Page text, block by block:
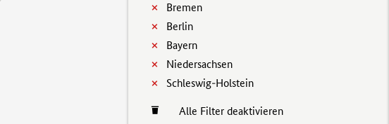
Bremen
Berlin
Bayern
Niedersachsen
Schleswig-Holstein
Alle Filter deaktivieren